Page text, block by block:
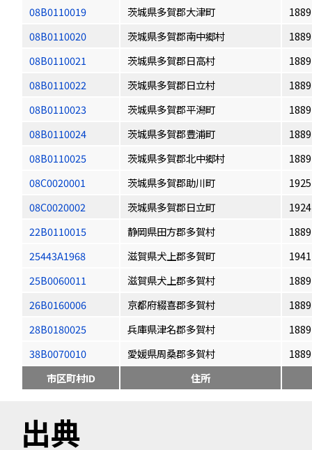
08B0110019 茨城県多賀郡大津町
08B0110020
茨城県多賀郡南中郷村
08B0110021
茨城県多賀郡日高村
08B0110022
茨城県多賀郡日立村
08B0110023
茨城県多賀郡平潟町
08B0110024
茨城県多賀郡豊浦町
08B0110025
茨城県多賀郡北中郷村
08C0020001
茨城県多賀郡助川町
08C0020002
茨城県多賀郡日立町
22B0110015
静岡県田方郡多賀村
25443A1968
滋賀県犬上郡多賀町
25B0060011
滋賀県犬上郡多賀村
26B0160006
京都府綴喜郡多賀村
28B0180025
兵庫県津名郡多賀村
38B0070010
愛媛県周桑郡多賀村
市区町村ID
住所
出典